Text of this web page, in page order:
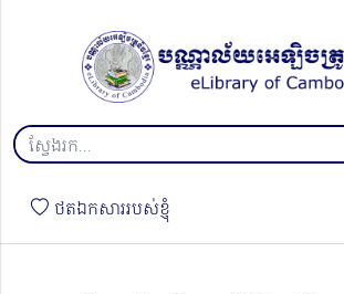
ថតឯកសាររបស់ខ្ញុំ